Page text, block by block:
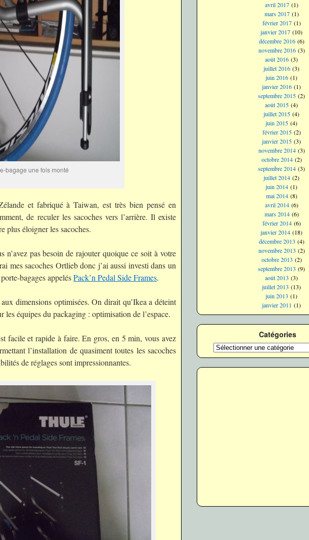
bagage une fois monté
et fabriqué à Taiwan, est très bien pensé en
de reculer les sacoches vers l’arrière. Il existe
plus éloigner les sacoches.
n’avez pas besoin de rajouter quoique ce soit à votre
mes sacoches Ortlieb donc j’ai aussi investi dans un
bagages appelésPack’n Pedal Side Frames.
dimensions optimisées. On dirait qu’Ikea a déteint
les équipes du packaging : optimisation de l’espace.
facile et rapide à faire. En gros, en 5 min, vous avez
l’installation de quasiment toutes les sacoches
de réglages sont impressionnantes.
avril 2017(1)
mars 2017(1)
février 2017(1)
janvier 2017 (10)
décembre 2016(6)
novembre 2016(3)
août 2016 (3)
juillet 2016 (3)
juin 2016 (1)
janvier 2016 (1)
septembre 2015 (2)
août 2015 (4)
juillet 2015 (4)
juin 2015 (4)
février 2015(2)
janvier 2015 (3)
novembre 2014(3)
octobre 2014(2)
septembre 2014 (3)
juillet 2014 (2)
juin 2014 (1)
mai 2014(8)
avril 2014(6)
mars 2014(6)
février 2014(6)
janvier 2014 (18)
décembre 2013 (4)
novembre 2013 (2)
octobre 2013 (2)
septembre 2013 (9)
août 2013 (3)
juillet 2013 (13)
juin 2013 (1)
janvier 2011 (1)
Catégories
Catégories